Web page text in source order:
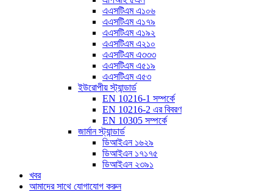
এএসটিএম এ১০৬
এএসটিএম এ১৭৯
এএসটিএম এ১৯২
এএসটিএম এ২১০
এএসটিএম এ৩৩৩
এএসটিএম এ৫১৯
এএসটিএম এ৫৩
ইউরোপীয় স্ট্যান্ডার্ড
EN 10216-1 সম্পর্কে
EN 10216-2 এর বিবরণ
EN 10305 সম্পর্কে
জার্মান স্ট্যান্ডার্ড
ডিআইএন ১৬২৯
ডিআইএন ১৭১৭৫
ডিআইএন ২৩৯১
খবর
আমাদের সাথে যোগাযোগ করুন